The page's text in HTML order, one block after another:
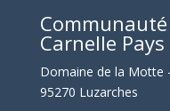
Carnelle
Domaine de la Motte
95270 Luzarches